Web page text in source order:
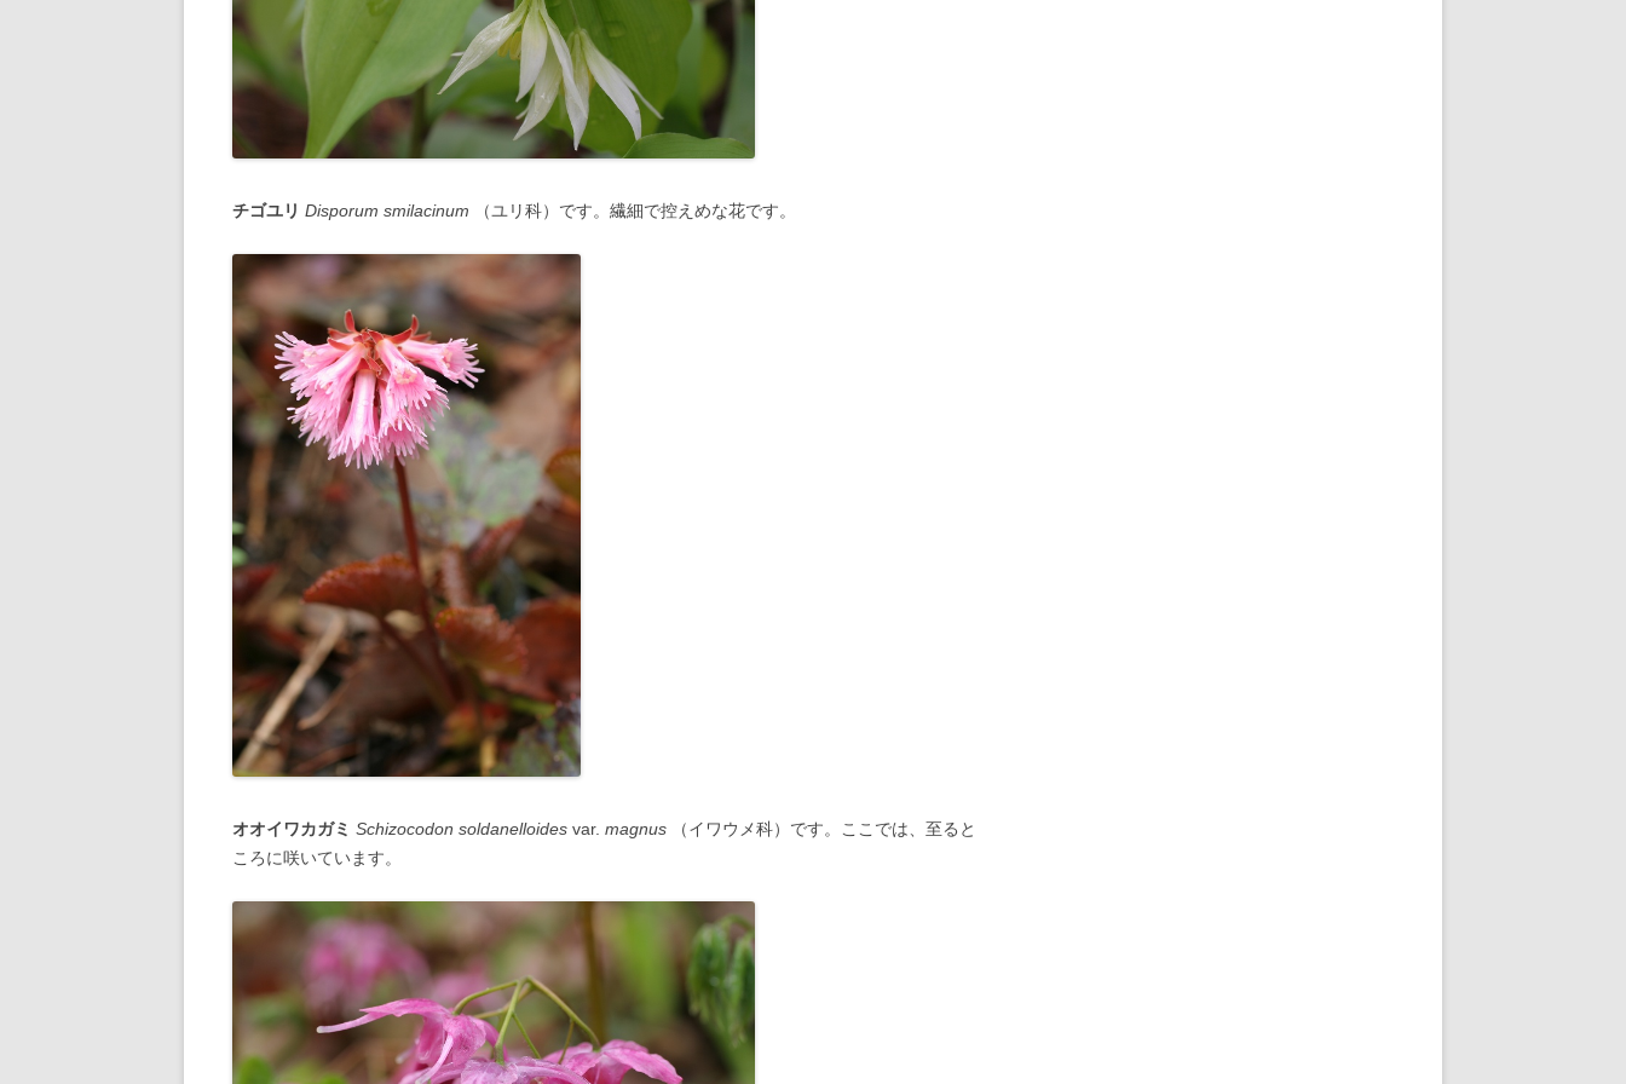
チゴユリ Disporum smilacinum （ユリ科）です。繊細で控えめな花です。
オオイワカガミ Schizocodon soldanelloides var. magnus （イワウメ科）です。ここでは、至ると
ころに咲いています。